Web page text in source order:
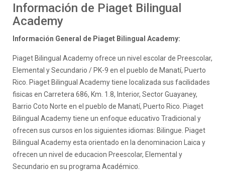
Información de Piaget Bilingual
Academy
Información General de Piaget Bilingual Academy:
Piaget Bilingual Academy ofrece un nivel escolar de Preescolar,
Elemental y Secundario / PK-9 en el pueblo de Manatí, Puerto
Rico. Piaget Bilingual Academy tiene localizada sus facilidades
fisicas en Carretera 686, Km. 1.8, Interior, Sector Guayaney,
Barrio Coto Norte en el pueblo de Manatí, Puerto Rico. Piaget
Bilingual Academy tiene un enfoque educativo Tradicional y
ofrecen sus cursos en los siguientes idiomas: Bilingue. Piaget
Bilingual Academy esta orientado en la denominacion Laica y
ofrecen un nivel de educacion Preescolar, Elemental y
Secundario en su programa Académico.